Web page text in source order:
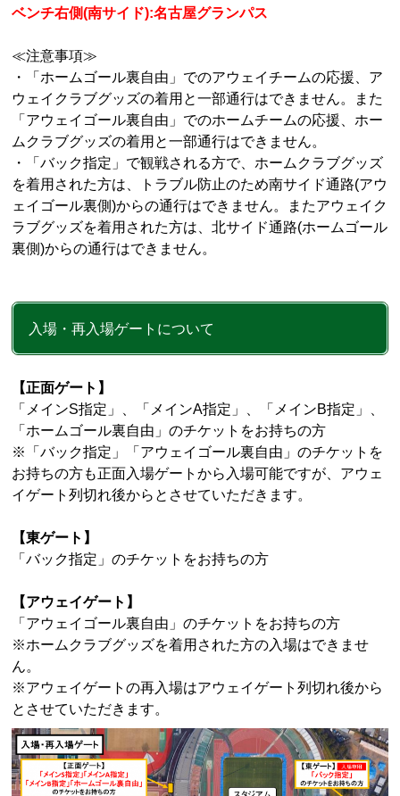
ベンチ右側(南サイド):名古屋グランパス
≪注意事項≫
・「ホームゴール裏自由」でのアウェイチームの応援、ア
ウェイクラブグッズの着用と一部通行はできません。また
「アウェイゴール裏自由」でのホームチームの応援、ホー
ムクラブグッズの着用と一部通行はできません。
・「バック指定」で観戦される方で、ホームクラブグッズ
を着用された方は、トラブル防止のため南サイド通路(アウ
ェイゴール裏側)からの通行はできません。またアウェイク
ラブグッズを着用された方は、北サイド通路(ホームゴール
裏側)からの通行はできません。
入場・再入場ゲートについて
【正面ゲート】
「メインS指定」、「メインA指定」、「メインB指定」、
「ホームゴール裏自由」のチケットをお持ちの方
※「バック指定」「アウェイゴール裏自由」のチケットを
お持ちの方も正面入場ゲートから入場可能ですが、アウェ
イゲート列切れ後からとさせていただきます。
【東ゲート】
「バック指定」のチケットをお持ちの方
【アウェイゲート】
「アウェイゴール裏自由」のチケットをお持ちの方
※ホームクラブグッズを着用された方の入場はできませ
ん。
※アウェイゲートの再入場はアウェイゲート列切れ後から
とさせていただきます。